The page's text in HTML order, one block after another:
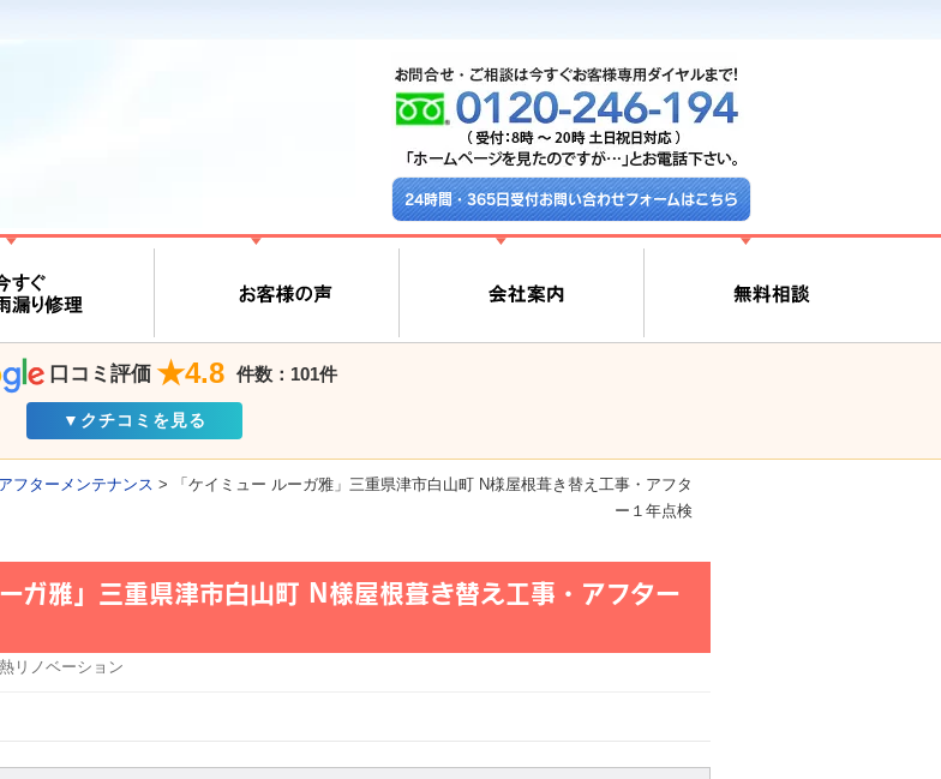
24時間・365日受付お問い合わせフォームはこちら
口コミ評価 ★4.8 件数：101件
▼クチコミを見る
アフターメンテナンス >
「ケイミュー ルーガ雅」三重県津市白山町 N様屋根葺き替え工事・アフタ
ー１年点検
ーガ雅」三重県津市白山町 N様屋根葺き替え工事・アフター
リノベーション